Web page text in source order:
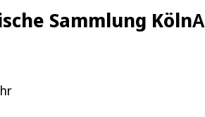
Sammlung Köln